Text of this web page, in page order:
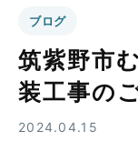
ブログ
筑紫野市
装工事の
2024.04.15